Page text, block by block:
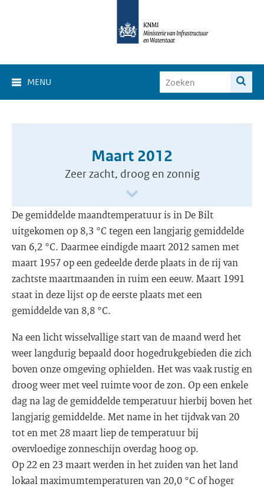
MENU
Maart 2012
Zeer zacht, droog en zonnig
De gemiddelde maandtemperatuur is in De Bilt
uitgekomen op 8,3 °C tegen een langjarig gemiddelde
van 6,2 °C. Daarmee eindigde maart 2012 samen met
maart 1957 op een gedeelde derde plaats in de rij van
zachtste maartmaanden in ruim een eeuw. Maart 1991
staat in deze lijst op de eerste plaats met een
gemiddelde van 8,8 °C.
Na een licht wisselvallige start van de maand werd het
weer langdurig bepaald door hogedrukgebieden die zich
boven onze omgeving ophielden. Het was vaak rustig en
droog weer met veel ruimte voor de zon. Op een enkele
dag na lag de gemiddelde temperatuur hierbij boven het
langjarig gemiddelde. Met name in het tijdvak van 20
tot en met 28 maart liep de temperatuur bij
overvloedige zonneschijn overdag hoog op.
Op 22 en 23 maart werden in het zuiden van het land
lokaal maximumtemperaturen van 20,0 °C of hoger